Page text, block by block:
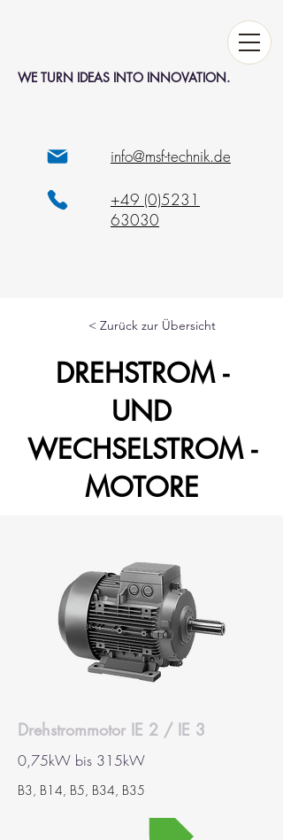
WE TURN IDEAS INTO INNOVATION.
info@msf-technik.de
+49 (0)5231
63030
< Zurück zur Übersicht
DREHSTROM -
UND
WECHSELSTROM -
MOTORE
Drehstrommotor IE 2 / IE 3
0,75kW bis 315kW
B3, B14, B5, B34, B35